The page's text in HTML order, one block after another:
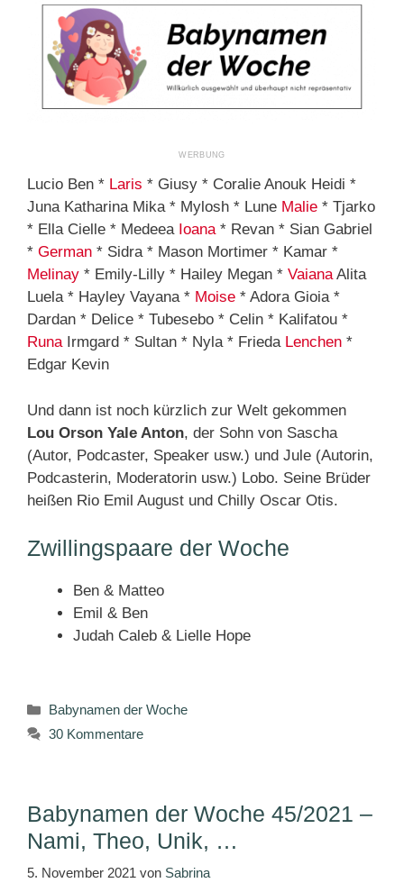
Lucio Ben * Laris * Giusy * Coralie Anouk Heidi *
Juna Katharina Mika * Mylosh * Lune Malie * Tjarko
* Ella Cielle * Medeea Ioana* Revan * Sian Gabriel
* German * Sidra * Mason Mortimer * Kamar *
Melinay * Emily-Lilly * Hailey Megan * VaianaAlita
Luela * Hayley Vayana * Moise * Adora Gioia *
Dardan * Delice * Tubesebo * Celin * Kalifatou *
RunaIrmgard * Sultan * Nyla * Frieda Lenchen *
Edgar Kevin
Und dann ist noch kürzlich zur Welt gekommen
Lou Orson Yale Anton, der Sohn von Sascha
(Autor, Podcaster, Speaker usw.) und Jule (Autorin,
Podcasterin, Moderatorin usw.) Lobo. Seine Brüder
heißen Rio Emil August und Chilly Oscar Otis.
Zwillingspaare der Woche
Ben & Matteo
Emil & Ben
Judah Caleb & Lielle Hope
Kategorien
Babynamen der Woche
30 Kommentare
Babynamen der Woche 45/2021 –
Nami, Theo, Unik, …
5. November 2021 von Sabrina